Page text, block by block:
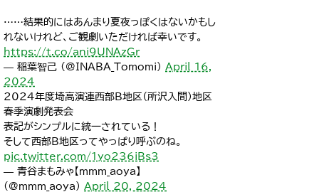
……結果的にはあんまり夏夜っぽくはないかもし
れないけれど、ご観劇いただければ幸いです。
https://t.co/ani9UNAzGr
— 稲葉智己 (@INABA_Tomomi) April 16,
2024
2024年度埼高演連西部B地区（所沢入間）地区
春季演劇発表会
表記がシンプルに統一されている！
そして西部B地区ってやっぱり呼ぶのね。
pic.twitter.com/1yo236iBs3
— 青谷まもみゃ【mmm_aoya】
(@mmm_aoya) April 20, 2024